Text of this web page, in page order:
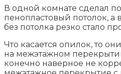
В одной комнате сделал
пенопластовый потолок, а
без потолка резко стало
Что касается опилок, то
на межэтажном
конечно наверное не